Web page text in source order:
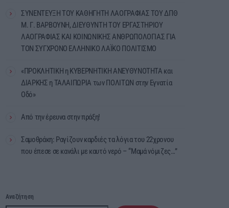
ΣΥΝΕΝΤΕΥΞΗ ΤΟΥ ΚΑΘΗΓΗΤΗ ΛΑΟΓΡΑΦΙΑΣ ΤΟΥ ΔΠΘ
Μ. Γ. ΒΑΡΒΟΥΝΗ, ΔΙΕΥΘΥΝΤΗ ΤΟΥ ΕΡΓΑΣΤΗΡΙΟΥ
ΛΑΟΓΡΑΦΙΑΣ ΚΑΙ ΚΟΙΝΩΝΙΚΗΣ ΑΝΘΡΩΠΟΛΟΓΙΑΣ ΓΙΑ
ΤΟΝ ΣΥΓΧΡΟΝΟ ΕΛΛΗΝΙΚΟ ΛΑΪΚΟ ΠΟΛΙΤΙΣΜΟ
«ΠΡΟΚΛΗΤΙΚΗ η ΚΥΒΕΡΝΗΤΙΚΗ ΑΝΕΥΘΥΝΟΤΗΤΑ και
ΔΙΑΡΚΗΣ η ΤΑΛΑΙΠΩΡΙΑ των ΠΟΛΙΤΩΝ στην Εγνατία
Οδό»
Από την έρευνα στην πράξη!
Σαμοθράκη: Ραγίζουν καρδιές τα λόγια του 22χρονου
που έπεσε σε κανάλι με καυτό νερό – “Μαμά νόμιζες…”
Αναζήτηση